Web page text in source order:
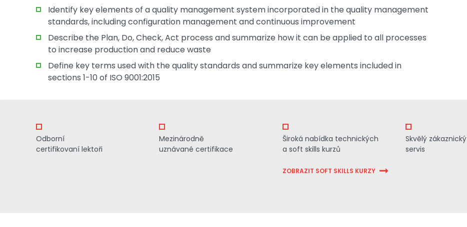
Identify key elements of a quality management system incorporated in the quality management
standards, including configuration management and continuous improvement
Describe the Plan, Do, Check, Act process and summarize how it can be applied to all processes
to increase production and reduce waste
Define key terms used with the quality standards and summarize key elements included in
sections 1-10 of ISO 9001:2015
Odborní
certifikovaní lektoři
Mezinárodně
uznávané certifikace
Široká nabídka technických
a soft skills kurzů
ZOBRAZIT SOFT SKILLS KURZY
Skvělý zákaznický
servis